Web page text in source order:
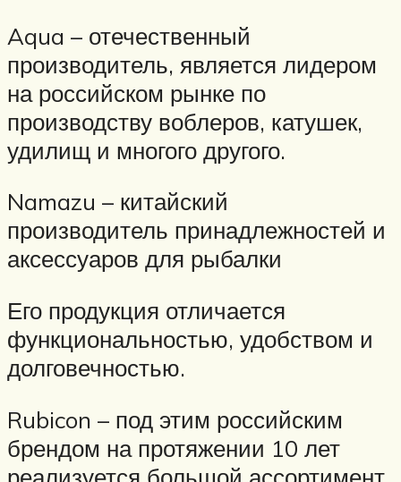
Aqua – отечественный
производитель, является лидером
на российском рынке по
производству воблеров, катушек,
удилищ и многого другого.
Namazu – китайский
производитель принадлежностей и
аксессуаров для рыбалки
Его продукция отличается
функциональностью, удобством и
долговечностью.
Rubicon – под этим российским
брендом на протяжении 10 лет
реализуется большой ассортимент